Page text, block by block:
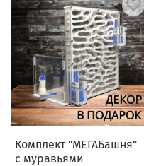
Комплект "МЕГАБашня"
с муравьями